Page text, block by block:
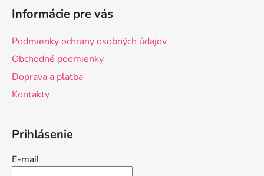
Informácie pre vás
Podmienky ochrany osobných údajov
Obchodné podmienky
Doprava a platba
Kontakty
Prihlásenie
E-mail